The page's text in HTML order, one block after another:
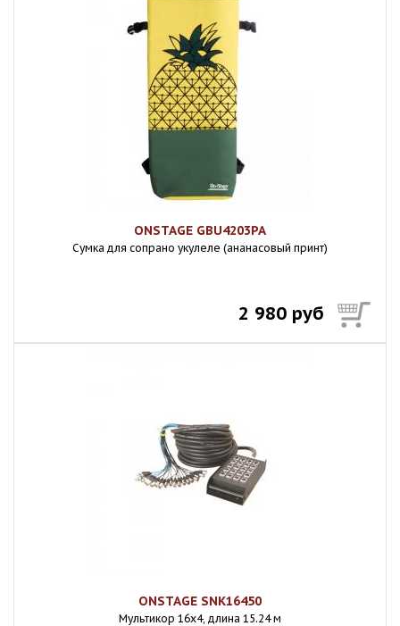
ONSTAGE GBU4203PA
Сумка для сопрано укулеле (ананасовый принт)
2 980 руб
ONSTAGE SNK16450
Мультикор 16х4, длина 15.24 м